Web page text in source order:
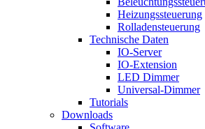
Heizungssteuerung
Rolladensteuerung
Technische Daten
IO-Server
IO-Extension
LED Dimmer
Universal-Dimmer
Tutorials
Downloads